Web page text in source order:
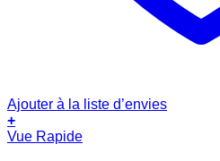
Ajouter à la liste d’envies
+
Vue Rapide